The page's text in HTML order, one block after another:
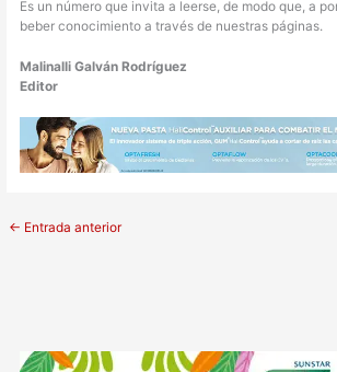
Es un número que invita a leerse, de modo que, a
beber conocimiento a través de nuestras páginas.
Malinalli Galván Rodríguez
Editor
← Entrada anterior